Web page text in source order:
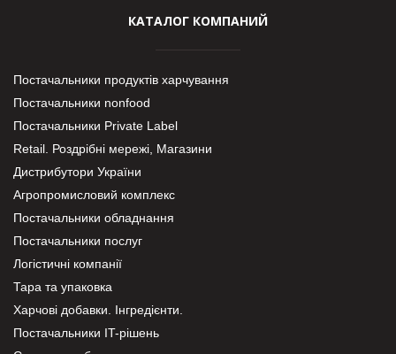
КАТАЛОГ КОМПАНИЙ
Постачальники продуктів харчування
Постачальники nonfood
Постачальники Private Label
Retail. Роздрібні мережі, Магазини
Дистрибутори України
Агропромисловий комплекс
Постачальники обладнання
Постачальники послуг
Логістичні компанії
Тара та упаковка
Харчові добавки. Інгредієнти.
Постачальники IT-рішень